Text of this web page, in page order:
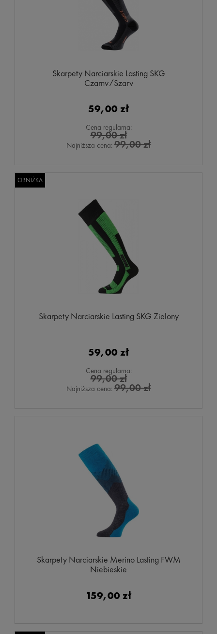
Skarpety Narciarskie Lasting SKG
Czarny/Szary
59,00 zł
Cena regularna:
99,00 zł
Najniższa cena: 99,00 zł
Skarpety Narciarskie Lasting SKG Zielony
59,00 zł
Cena regularna:
99,00 zł
Najniższa cena: 99,00 zł
OBNIŻKA
Skarpety Narciarskie Merino Lasting FWM
Niebieskie
159,00 zł